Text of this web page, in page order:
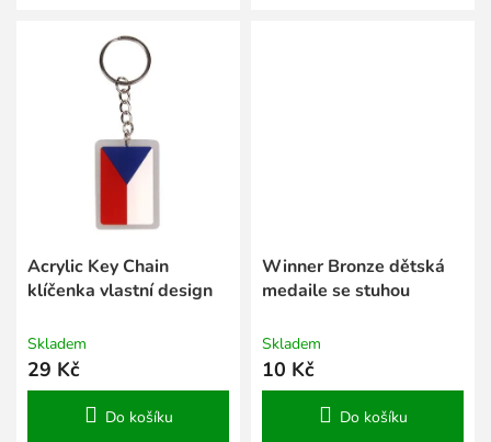
Acrylic Key Chain
klíčenka vlastní design
Skladem
29 Kč
Do košíku
Winner Bronze dětská
medaile se stuhou
Skladem
10 Kč
Do košíku